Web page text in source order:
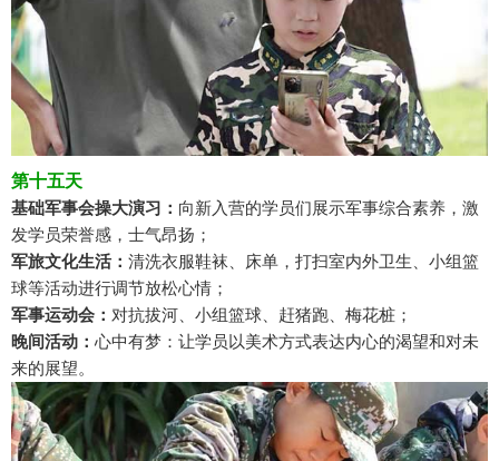
第十五天
基础军事会操大演习： 向新入营的学员们展示军事综合素养，激
发学员荣誉感，士气昂扬；
军旅文化生活： 清洗衣服鞋袜、床单，打扫室内外卫生、小组篮
球等活动进行调节放松心情；
军事运动会： 对抗拔河、小组篮球、赶猪跑、梅花桩；
晚间活动： 心中有梦：让学员以美术方式表达内心的渴望和对未
来的展望。